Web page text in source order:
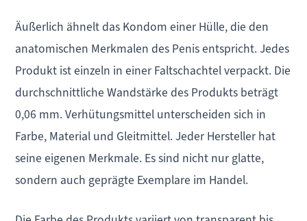
Äußerlich ähnelt das Kondom einer Hülle, die den
anatomischen Merkmalen des Penis entspricht. Jedes
Produkt ist einzeln in einer Faltschachtel verpackt. Die
durchschnittliche Wandstärke des Produkts beträgt
0,06 mm. Verhütungsmittel unterscheiden sich in
Farbe, Material und Gleitmittel. Jeder Hersteller hat
seine eigenen Merkmale. Es sind nicht nur glatte,
sondern auch geprägte Exemplare im Handel.